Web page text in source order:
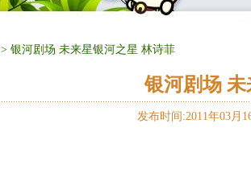
> 银河剧场 未来星银河之星 林诗菲
银河剧场
发布时间:2011年03月